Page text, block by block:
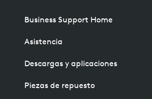
Business Support Home
Asistencia
Descargas y aplicaciones
Piezas de repuesto